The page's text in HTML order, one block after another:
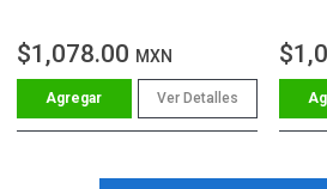
$1,078.00 MXN
Ver Detalles